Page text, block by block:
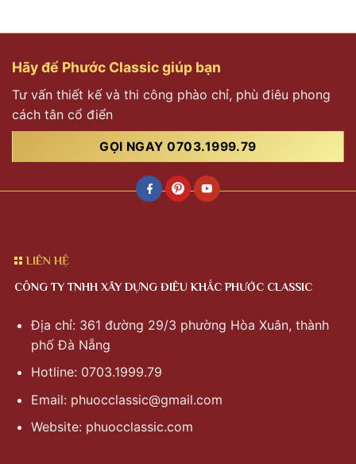
Hãy để Phước Classic giúp bạn
Tư vấn thiết kế và thi công phào chỉ, phù điêu phong
cách tân cổ điển
GỌI NGAY 0703.1999.79
LIÊN HỆ
CÔNG TY TNHH XÂY DỰNG ĐIÊU KHẮC PHƯỚC CLASSIC
Địa chỉ: 361 đường 29/3 phường Hòa Xuân, thành
phố Đà Nẵng
Hotline: 0703.1999.79
Email: phuocclassic@gmail.com
Website: phuocclassic.com